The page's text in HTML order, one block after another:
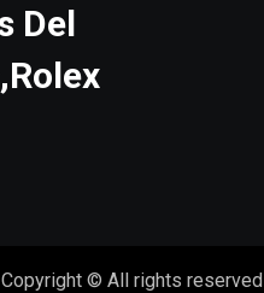
Del
Copyright © All rights reserved